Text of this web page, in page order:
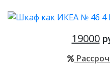
19000